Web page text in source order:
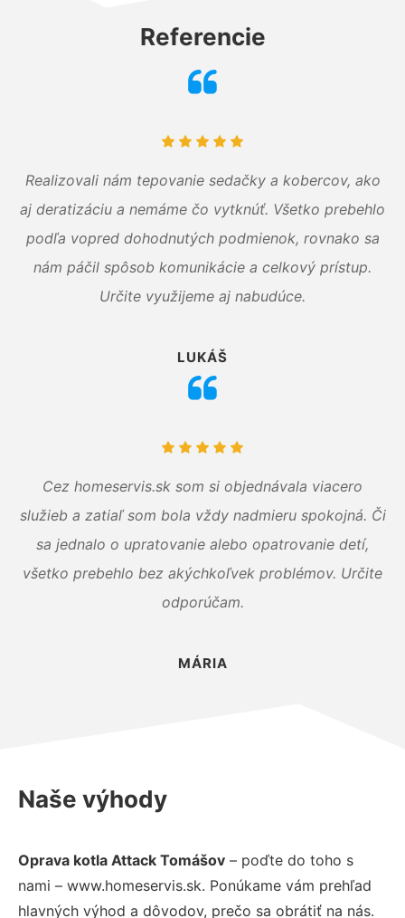
Referencie
Realizovali nám tepovanie sedačky a kobercov, ako
aj deratizáciu a nemáme čo vytknúť. Všetko prebehlo
podľa vopred dohodnutých podmienok, rovnako sa
nám páčil spôsob komunikácie a celkový prístup.
Určite využijeme aj nabudúce.
LUKÁŠ
Cez homeservis.sk som si objednávala viacero
služieb a zatiaľ som bola vždy nadmieru spokojná. Či
sa jednalo o upratovanie alebo opatrovanie detí,
všetko prebehlo bez akýchkoľvek problémov. Určite
odporúčam.
MÁRIA
Naše výhody
Oprava kotla Attack Tomášov – poďte do toho s
nami – www.homeservis.sk. Ponúkame vám prehľad
hlavných výhod a dôvodov, prečo sa obrátiť na nás.